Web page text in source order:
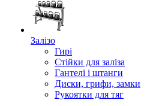
Залізо
Гирі
Стійки для заліза
Гантелі і штанги
Диски, грифи, замки
Рукоятки для тяг